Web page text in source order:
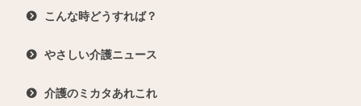
こんな時どうすれば？
やさしい介護ニュース
介護のミカタあれこれ